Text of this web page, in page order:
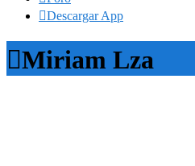
Descargar App
Miriam Lza